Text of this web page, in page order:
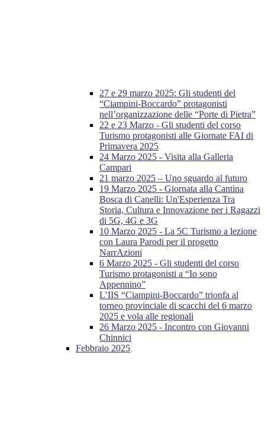
27 e 29 marzo 2025: Gli studenti del
“Ciampini-Boccardo” protagonisti
nell’organizzazione delle “Porte di Pietra”
22 e 23 Marzo - Gli studenti del corso
Turismo protagonisti alle Giornate FAI di
Primavera 2025
24 Marzo 2025 - Visita alla Galleria
Campari
21 marzo 2025 – Uno sguardo al futuro
19 Marzo 2025 - Giornata alla Cantina
Bosca di Canelli: Un'Esperienza Tra
Storia, Cultura e Innovazione per i Ragazzi
di 5G, 4G e 3G
10 Marzo 2025 - La 5C Turismo a lezione
con Laura Parodi per il progetto
NarrAzioni
6 Marzo 2025 - Gli studenti del corso
Turismo protagonisti a “Io sono
Appennino”
L’IIS “Ciampini-Boccardo” trionfa al
torneo provinciale di scacchi del 6 marzo
2025 e vola alle regionali
26 Marzo 2025 - Incontro con Giovanni
Chinnici
Febbraio 2025